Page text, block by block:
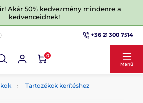
Akár 50% kedvezmény mindenre a
kedvenceidnek!
+36 21 300 7514
0
Menü
Tartozékok kerítéshez